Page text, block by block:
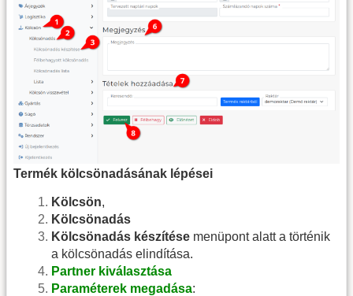
Termék kölcsönadásának lépései
Kölcsön,
Kölcsönadás
Kölcsönadás készítése menüpont alatt a történik
a kölcsönadás elindítása.
Partner kiválasztása
Paraméterek megadása: